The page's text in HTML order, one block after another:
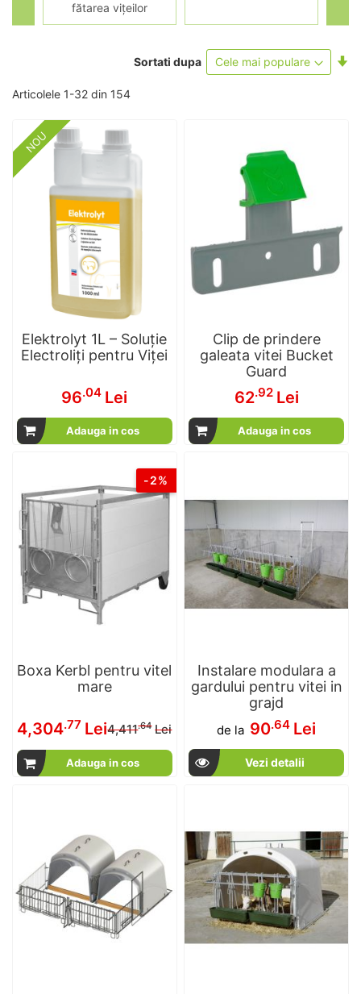
fătarea vițeilor
Articolele 1-32 din 154
Sortati dupa
NOU
Elektrolyt 1L – Soluție
Electroliți pentru Viței
96.04 Lei
Adauga in cos
Clip de prindere
galeata vitei Bucket
Guard
62.92 Lei
Adauga in cos
-2%
Boxa Kerbl pentru vitel
mare
Pret
special
4,304.77 Lei4,411.64 Lei
Adauga in cos
Instalare modulara a
gardului pentru vitei in
grajd
de la 90.64 Lei
Vezi detalii